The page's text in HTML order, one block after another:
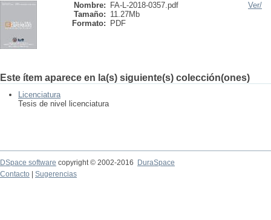
Nombre:
FA-L-2018-0357.pdf
Tamaño: 11.27Mb
Formato:
PDF
Ver/
Este ítem aparece en la(s) siguiente(s) colección(ones)
Licenciatura
Tesis de nivel licenciatura
DSpace software copyright © 2002-2016
DuraSpace
Contacto
Sugerencias